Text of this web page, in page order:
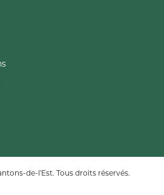
de-l'Est. Tous droits réservés.